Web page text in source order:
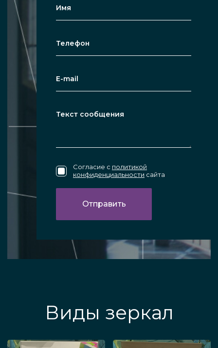
Согласие с политикой
конфиденциальности сайта
Виды зеркал